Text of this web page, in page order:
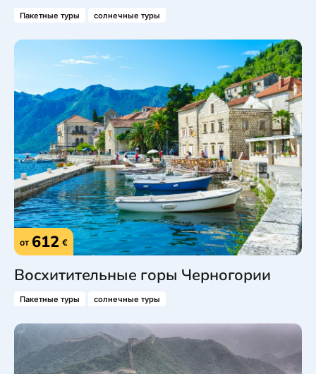
Пакетные туры солнечные туры
от 612 €
Восхитительные горы Черногории
Пакетные туры солнечные туры